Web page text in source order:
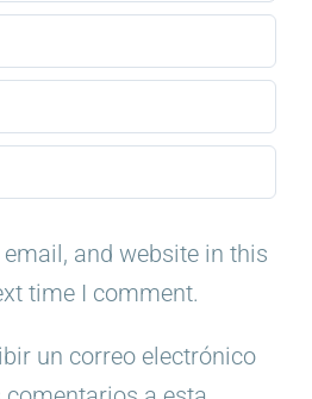
and website in this
time I comment.
un correo electrónico